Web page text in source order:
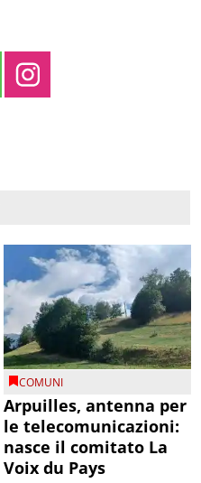
COMUNI
Arpuilles, antenna per
le telecomunicazioni:
nasce il comitato La
Voix du Pays